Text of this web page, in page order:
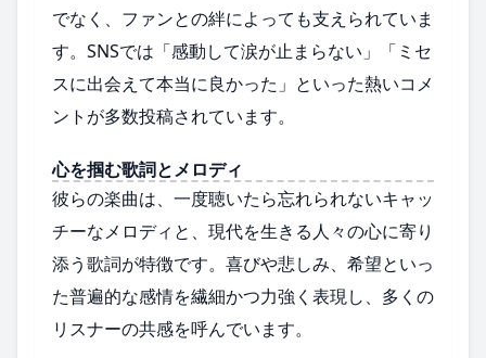
でなく、ファンとの絆によっても支えられていま
す。SNSでは「感動して涙が止まらない」「ミセ
スに出会えて本当に良かった」といった熱いコメ
ントが多数投稿されています。
心を掴む歌詞とメロディ
彼らの楽曲は、一度聴いたら忘れられないキャッ
チーなメロディと、現代を生きる人々の心に寄り
添う歌詞が特徴です。喜びや悲しみ、希望といっ
た普遍的な感情を繊細かつ力強く表現し、多くの
リスナーの共感を呼んでいます。